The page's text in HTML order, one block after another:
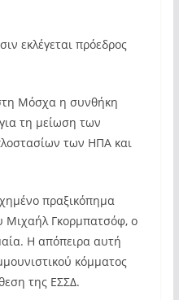
εκλέγεται πρόεδρος
Μόσχα η συνθήκη
τη μείωση των
των ΗΠΑ και
πραξικόπημα
Μιχαήλ Γκορμπατσόφ, ο
Η απόπειρα αυτή
κόμματος
της ΕΣΣΔ.